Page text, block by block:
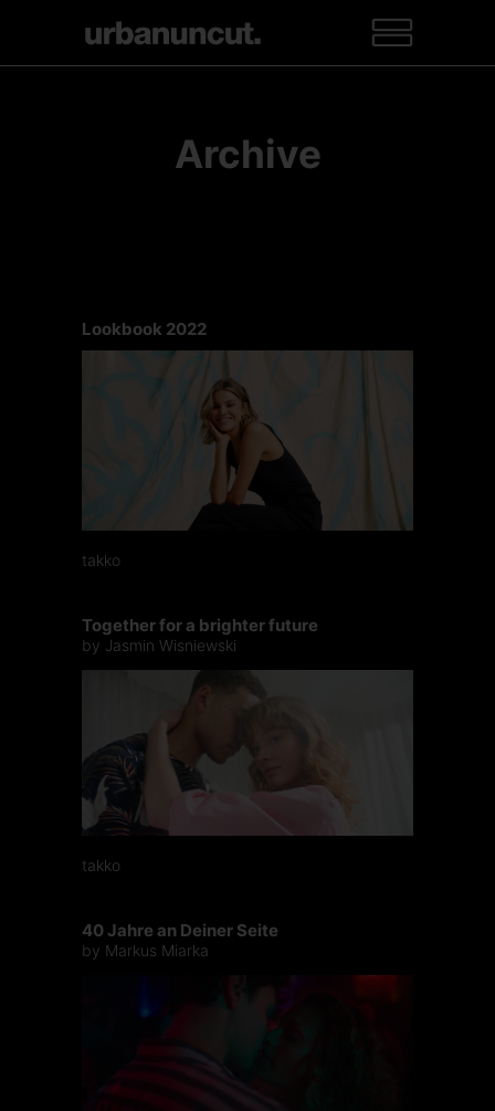
Archive
Lookbook 2022
takko
Together for a brighter future
by Jasmin Wisniewski
takko
40 Jahre an Deiner Seite
by Markus Miarka